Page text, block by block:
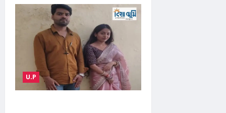
Bhoot
Bangla
trailer
release
|
अक्षय
कुमार
की
‘भूत
बंगला’
ट्रेलर
रिलीज:
राजपाल
U.P